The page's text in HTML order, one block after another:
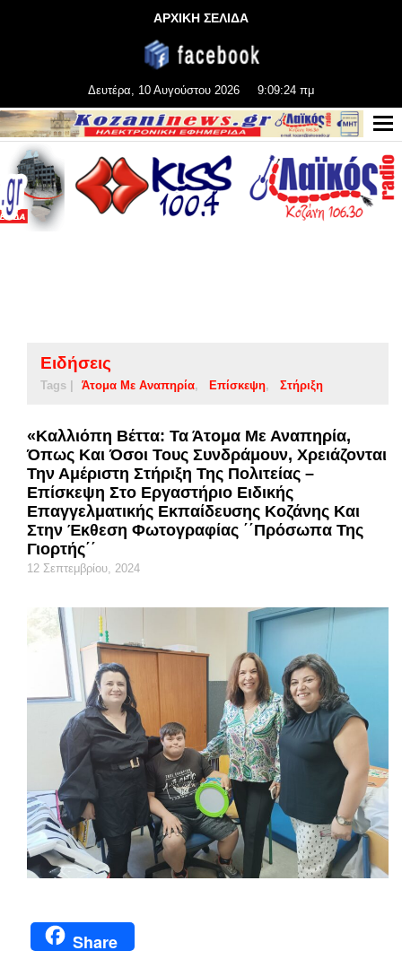
ΑΡΧΙΚΗ ΣΕΛΙΔΑ
Δευτέρα, 10 Αυγούστου 2026 9:09:25 πμ
Ειδήσεις
Tags | Άτομα Με Αναπηρία Επίσκεψη Στήριξη
«Καλλιόπη Βέττα: Τα Άτομα Με Αναπηρία,
Όπως Και Όσοι Τους Συνδράμουν, Χρειάζονται
Την Αμέριστη Στήριξη Της Πολιτείας –
Επίσκεψη Στο Εργαστήριο Ειδικής
Επαγγελματικής Εκπαίδευσης Κοζάνης Και
Στην Έκθεση Φωτογραφίας ΄΄Πρόσωπα Της
Γιορτής΄΄
12 Σεπτεμβρίου, 2024
Share